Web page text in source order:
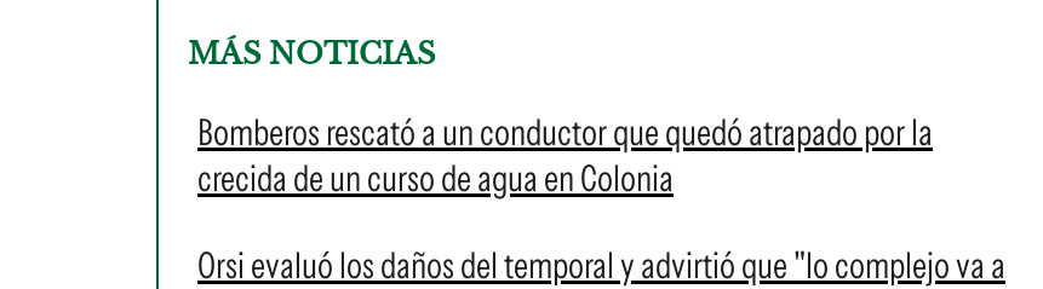
MÁS NOTICIAS
Bomberos rescató a un conductor que quedó atrapado por la
crecida de un curso de agua en Colonia
Orsi evaluó los daños del temporal y advirtió que "lo complejo va a